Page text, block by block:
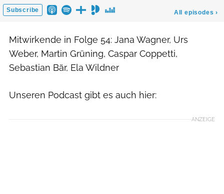
Mitwirkende in Folge 54: Jana Wagner, Urs
Weber, Martin Grüning, Caspar Coppetti,
Sebastian Bär, Ela Wildner
Unseren Podcast gibt es auch hier:
ANZEIGE